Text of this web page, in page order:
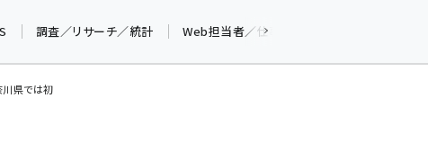
調査／リサーチ／統計 Web担当者／仕事
県では初